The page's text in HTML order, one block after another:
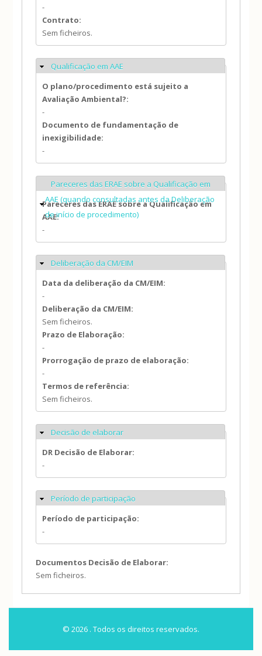
-
Contrato:
Sem ficheiros.
Ocultar
Qualificação em AAE
O plano/procedimento está sujeito a
Avaliação Ambiental?:
-
Documento de fundamentação de
inexigibilidade:
-
Ocultar
Pareceres das ERAE sobre a Qualificação em
AAE (quando consultadas antes da Deliberação
de início de procedimento)
Pareceres das ERAE sobre a Qualificação em
AAE:
-
Ocultar
Deliberação da CM/EIM
Data da deliberação da CM/EIM:
-
Deliberação da CM/EIM:
Sem ficheiros.
Prazo de Elaboração:
-
Prorrogação de prazo de elaboração:
-
Termos de referência:
Sem ficheiros.
Ocultar
Decisão de elaborar
DR Decisão de Elaborar:
-
Ocultar
Período de participação
Período de participação:
-
Documentos Decisão de Elaborar:
Sem ficheiros.
© 2026 . Todos os direitos reservados.